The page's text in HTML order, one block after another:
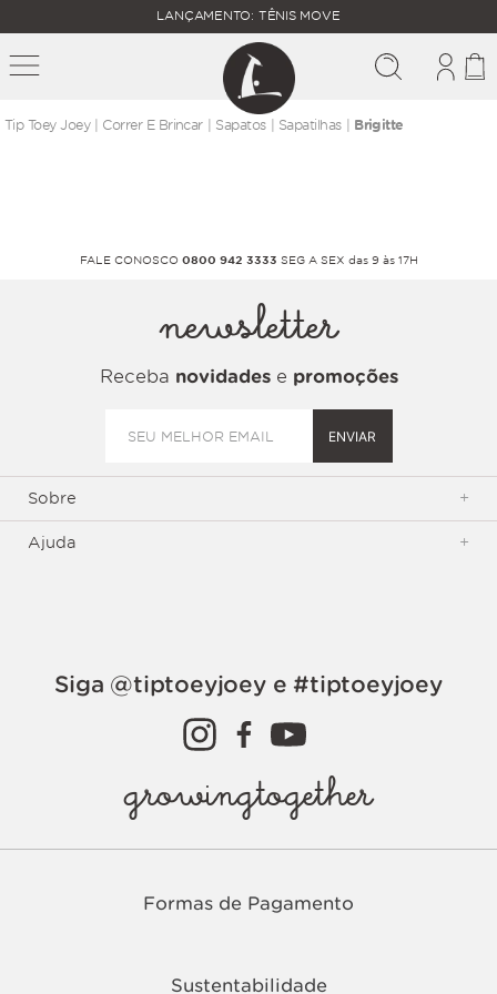
FALTAM
MAIS
R$
400,00
PARA O
FRETE
GRÁTIS
LANÇAMENTO: TÊNIS MOVE
correr e brincar sapatos sapatilhas Brigitte
FALE CONOSCO 0800 942 3333 SEG A SEX das 9 às 17H
newsletter
Receba novidadese promoções
ENVIAR
Sobre +
Ajuda +
Siga @tiptoeyjoey e #tiptoeyjoey
growingtogether
Formas de Pagamento
Sustentabilidade